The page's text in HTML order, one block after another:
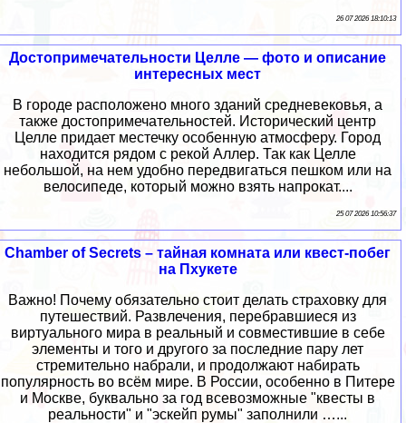
26 07 2026 18:10:13
Достопримечательности Целле — фото и описание
интересных мест
В городе расположено много зданий средневековья, а
также достопримечательностей. Исторический центр
Целле придает местечку особенную атмосферу. Город
находится рядом с рекой Аллер. Так как Целле
небольшой, на нем удобно передвигаться пешком или на
велосипеде, который можно взять напрокат....
25 07 2026 10:56:37
Chamber of Secrets – тайная комната или квест-побег
на Пхукете
Важно! Почему обязательно стоит делать страховку для
путешествий. Развлечения, перебравшиеся из
виртуального мира в реальный и совместившие в себе
элементы и того и другого за последние пару лет
стремительно набрали, и продолжают набирать
популярность во всём мире. В России, особенно в Питере
и Москве, буквально за год всевозможные "квесты в
реальности" и "эскейп румы" заполнили …...